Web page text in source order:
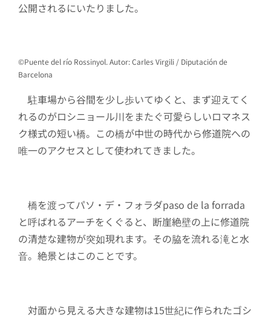
公開されるにいたりました。
©Puente del río Rossinyol. Autor: Carles Virgili / Diputación de
Barcelona
駐車場から谷間を少し歩いてゆくと、まず迎えてく
れるのがロシニョール川をまたぐ可愛らしいロマネス
ク様式の短い橋。この橋が中世の時代から修道院への
唯一のアクセスとして使われてきました。
橋を渡ってパソ・デ・フォラダpaso de la forrada
と呼ばれるアーチをくぐると、断崖絶壁の上に修道院
の清楚な建物が突如現れます。その脇を流れる滝と水
音。絶景とはこのことです。
対面から見える大きな建物は15世紀に作られたゴシ